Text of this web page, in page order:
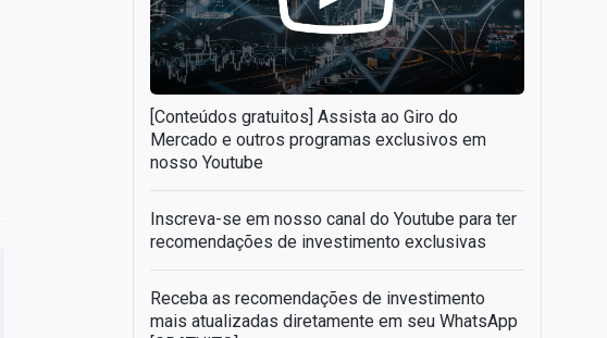
[Conteúdos gratuitos] Assista ao Giro do
Mercado e outros programas exclusivos em
nosso Youtube
Inscreva-se em nosso canal do Youtube para ter
recomendações de investimento exclusivas
Receba as recomendações de investimento
mais atualizadas diretamente em seu WhatsApp